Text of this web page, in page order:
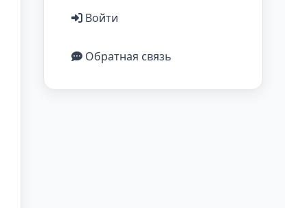
Войти
Обратная связь